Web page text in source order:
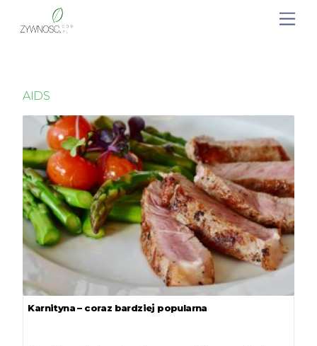
AIDS
Karnityna – coraz bardziej popularna